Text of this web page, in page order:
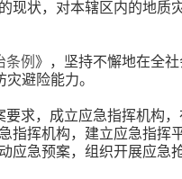
状，对本辖区内的地质
条例 》，坚持不懈地在全
避险能力。
求，成立应急指挥机构
指挥机构，建立应急指
急预案，组织开展应急